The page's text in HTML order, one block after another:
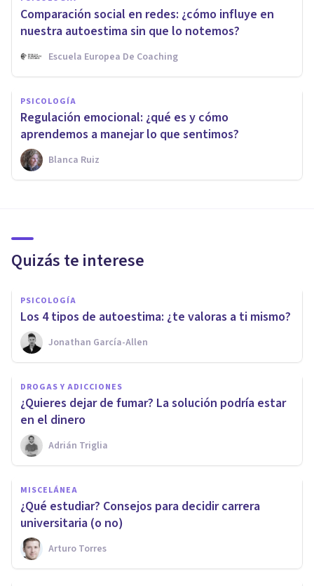
Comparación social en redes: ¿cómo influye en
nuestra autoestima sin que lo notemos?
Escuela Europea De Coaching
PSICOLOGÍA
Regulación emocional: ¿qué es y cómo
aprendemos a manejar lo que sentimos?
Blanca Ruiz
Quizás te interese
PSICOLOGÍA
Los 4 tipos de autoestima: ¿te valoras a ti mismo?
Jonathan García-Allen
DROGAS Y ADICCIONES
¿Quieres dejar de fumar? La solución podría estar
en el dinero
Adrián Triglia
MISCELÁNEA
¿Qué estudiar? Consejos para decidir carrera
universitaria (o no)
Arturo Torres